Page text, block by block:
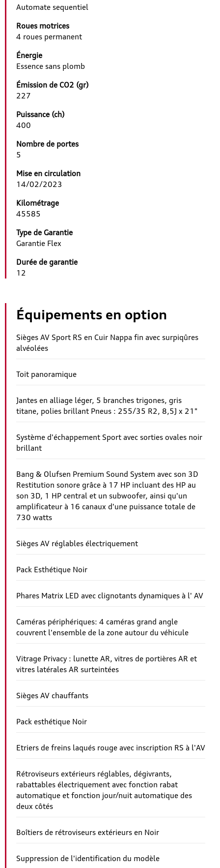
Automate sequentiel
Roues motrices
4 roues permanent
Énergie
Essence sans plomb
Émission de CO2 (gr)
227
Puissance (ch)
400
Nombre de portes
5
Mise en circulation
14/02/2023
Kilométrage
45585
Type de Garantie
Garantie Flex
Durée de garantie
12
Équipements en option
Sièges AV Sport RS en Cuir Nappa fin avec surpiqûres
alvéolées
Toit panoramique
Jantes en alliage léger, 5 branches trigones, gris
titane, polies brillant Pneus : 255/35 R2, 8,5J x 21"
Système d'échappement Sport avec sorties ovales noir
brillant
Bang & Olufsen Premium Sound System avec son 3D
Restitution sonore grâce à 17 HP incluant des HP au
son 3D, 1 HP central et un subwoofer, ainsi qu'un
amplificateur à 16 canaux d'une puissance totale de
730 watts
Sièges AV réglables électriquement
Pack Esthétique Noir
Phares Matrix LED avec clignotants dynamiques à l' AV
Caméras périphériques: 4 caméras grand angle
couvrent l'ensemble de la zone autour du véhicule
Vitrage Privacy : lunette AR, vitres de portières AR et
vitres latérales AR surteintées
Sièges AV chauffants
Pack esthétique Noir
Etriers de freins laqués rouge avec inscription RS à l'AV
Rétroviseurs extérieurs réglables, dégivrants,
rabattables électriquement avec fonction rabat
automatique et fonction jour/nuit automatique des
deux côtés
Boîtiers de rétroviseurs extérieurs en Noir
Suppression de l'identification du modèle